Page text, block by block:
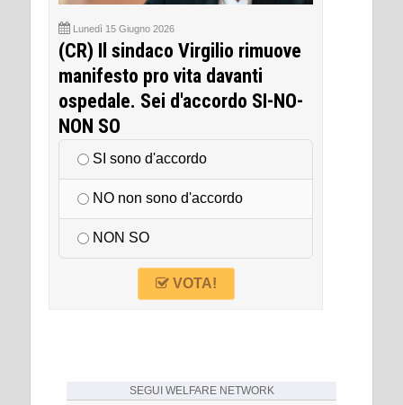
Lunedì 15 Giugno 2026
(CR) Il sindaco Virgilio rimuove
manifesto pro vita davanti
ospedale. Sei d'accordo SI-NO-
NON SO
SI sono d'accordo
NO non sono d'accordo
NON SO
VOTA!
SEGUI WELFARE NETWORK